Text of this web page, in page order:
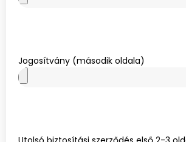
Jogosítvány (második oldala)